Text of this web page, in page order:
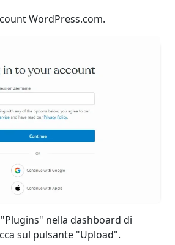
WordPress.com.
nella dashboard di
sul pulsante "Upload".